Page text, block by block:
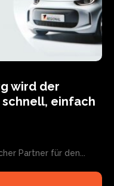
wird der
schnell, einfach
Partner für den...